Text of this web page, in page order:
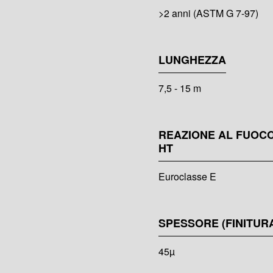
>2 anni (ASTM G 7-97)
LUNGHEZZA
7,5 - 15 m
REAZIONE AL
HT
Euroclasse E
SPESSORE
45µ